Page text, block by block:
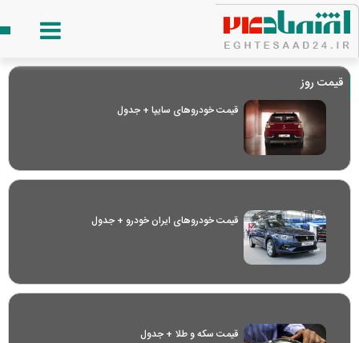
قیمت روز
قیمت خودرو‌های سایپا + جدول
قیمت خودرو‌های ایران خودرو + جدول
قیمت سکه و طلا + جدول